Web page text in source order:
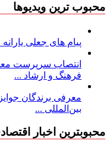
محبوب ترین ویدیوها
پیام های جعلی
انتصاب سرپرست
فرهنگ و ارشاد ...
معرفی برندگان
بین‌المللی ...
محبوبترین اخبار